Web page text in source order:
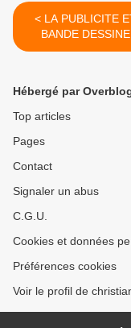
< LA PUBLICITE ET LA
BANDE DESSINEE...
PARTIE 1
Hébergé par
Top articles
Pages
Contact
Signaler un abus
C.G.U.
Cookies et données
Préférences cookies
Voir le profil de